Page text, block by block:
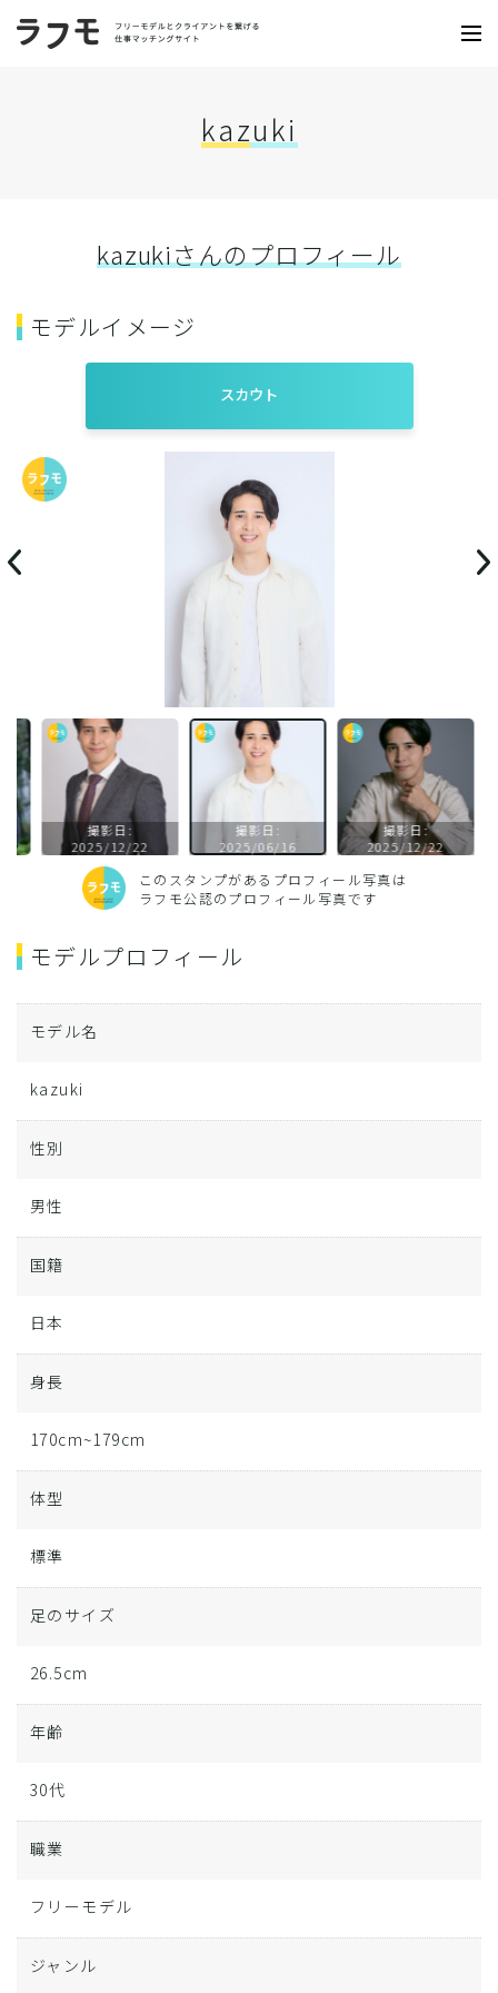
kazuki
kazukiさんのプロフィール
モデルイメージ
スカウト
撮影日:
2025/12/22
撮影日:
2025/06/16
撮影日:
2025/12/22
このスタンプがあるプロフィール写真は
ラフモ公認のプロフィール写真です
モデルプロフィール
モデル名
kazuki
性別
男性
国籍
日本
身長
170cm~179cm
体型
標準
足のサイズ
26.5cm
年齢
30代
職業
フリーモデル
ジャンル